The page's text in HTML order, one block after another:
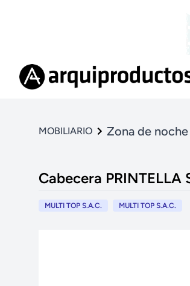
MOBILIARIO Zona de
Cabecera PRINTELLA
MULTI TOP S.A.C. MULTI TOP S.A.C.